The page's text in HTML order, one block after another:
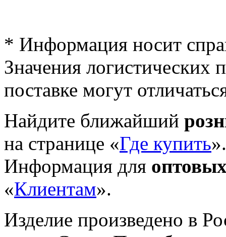
* Информация носит
Значения логистических
поставке могут
Найдите ближайший
на странице «Где купить».
Информация для
«Клиентам».
Изделие произведено в